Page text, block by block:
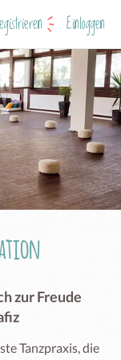
Einloggen
zur Freude
Tanzpraxis, die